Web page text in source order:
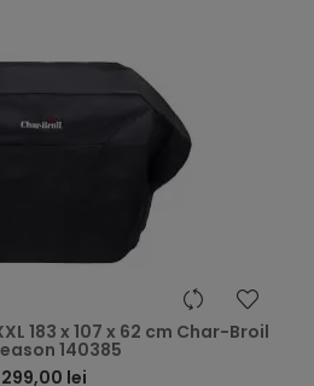
183 x 107 x 62 cm Char-Broil
140385
299,00 lei